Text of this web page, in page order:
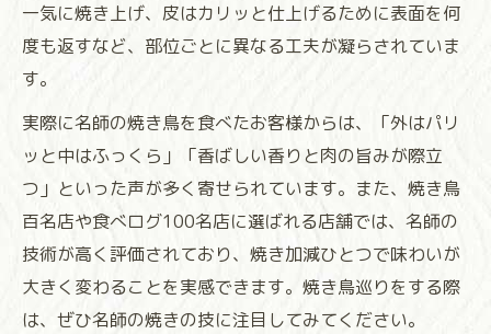
一気に焼き上げ、皮はカリッと仕上げるために表面を何
度も返すなど、部位ごとに異なる工夫が凝らされていま
す。
実際に名師の焼き鳥を食べたお客様からは、「外はパリ
ッと中はふっくら」「香ばしい香りと肉の旨みが際立
つ」といった声が多く寄せられています。また、焼き鳥
百名店や食べログ100名店に選ばれる店舗では、名師の
技術が高く評価されており、焼き加減ひとつで味わいが
大きく変わることを実感できます。焼き鳥巡りをする際
は、ぜひ名師の焼きの技に注目してみてください。